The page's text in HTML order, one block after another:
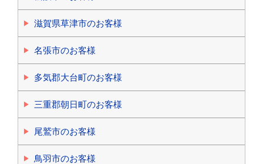
滋賀県草津市のお客様
名張市のお客様
多気郡大台町のお客様
三重郡朝日町のお客様
尾鷲市のお客様
鳥羽市のお客様